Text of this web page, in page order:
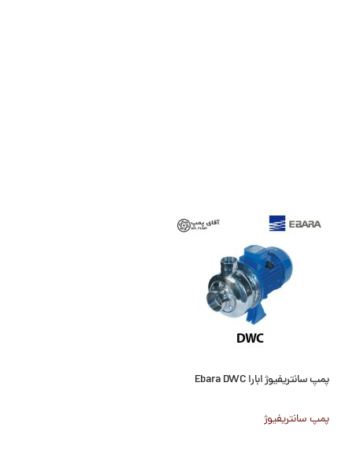
پمپ سانتریفیوژ ابارا Ebara DWC
پمپ سانتریفیوژ